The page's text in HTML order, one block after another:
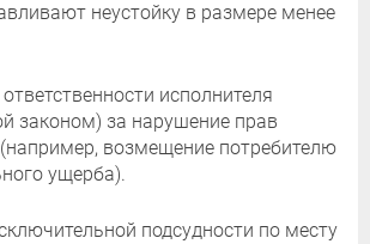
неустойку в размере менее
исполнителя
законом) за нарушение прав
возмещение потребителю
ущерба).
подсудности по месту